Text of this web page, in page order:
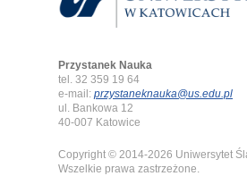
Przystanek Nauka
tel. 32 359 19 64
e-mail: przystaneknauka@us.edu.pl
ul. Bankowa 12
40-007 Katowice
Copyright © 2014-2026 Uniwersytet
Wszelkie prawa zastrzeżone.